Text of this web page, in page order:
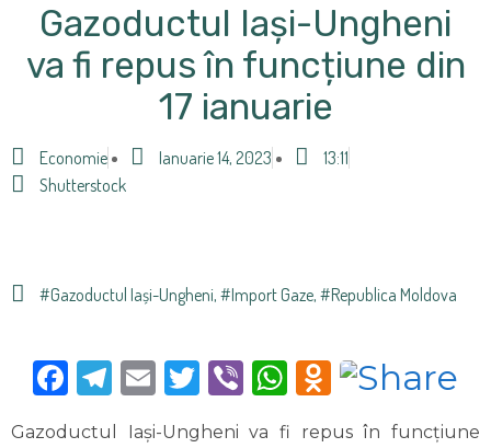
Gazoductul Iași-Ungheni
va fi repus în funcțiune din
17 ianuarie
Economie Ianuarie 14, 2023
13:11
Shutterstock
#Gazoductul Iași-Ungheni, #import Gaze, #Republica Moldova
Facebook
Telegram
EmailTwitter
ViberWhatsApp
Gazoductul Iași-Ungheni va fi repus în funcțiune